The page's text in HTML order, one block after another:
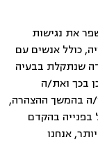
את נגישות
כולל אנשים עם
שנתקלת בבעיה
בכך ואת/ה
ה בהמשך ההצהרה,
בפנייה בהקדם
אנחנו